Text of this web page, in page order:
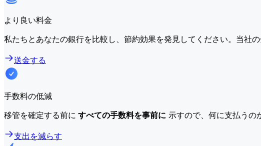
より良い料金
私たちとあなたの銀行を比較し、節約効果を発見してください。当社
送金する
手数料の低減
移管を確定する前に すべての手数料を事前に 示すので、何に支払うの
支出を減らす